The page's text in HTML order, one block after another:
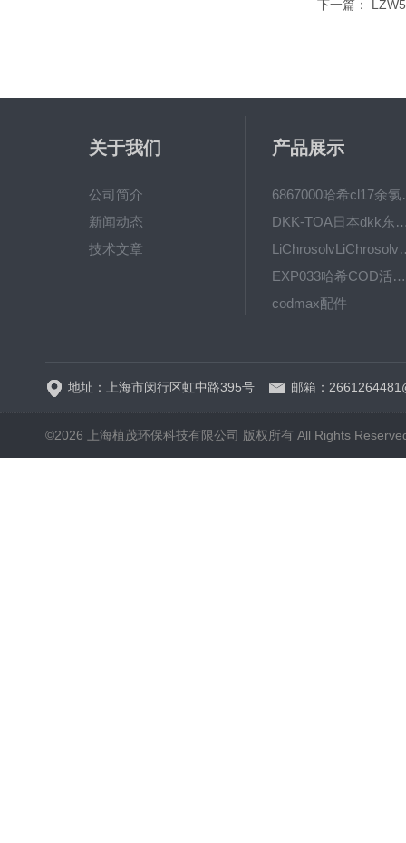
下一篇：
关于我们
公司简介
新闻动态
技术文章
产品展示
6867000
DKK-TOA日本dkk东亚电
EXP033哈希COD活塞泵价格 EXP033
codmax配件
地址：上海市闵行区虹中路395号 邮箱：
©2026 上海植茂环保科技有限公司 版权所有 All Rights